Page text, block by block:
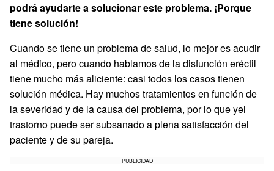
podrá ayudarte a solucionar este problema. ¡Porque
tiene solución!
Cuando se tiene un problema de salud, lo mejor es acudir
al médico, pero cuando hablamos de la disfunción eréctil
tiene mucho más aliciente: casi todos los casos tienen
solución médica. Hay muchos tratamientos en función de
la severidad y de la causa del problema, por lo que yel
trastorno puede ser subsanado a plena satisfacción del
paciente y de su pareja.
PUBLICIDAD